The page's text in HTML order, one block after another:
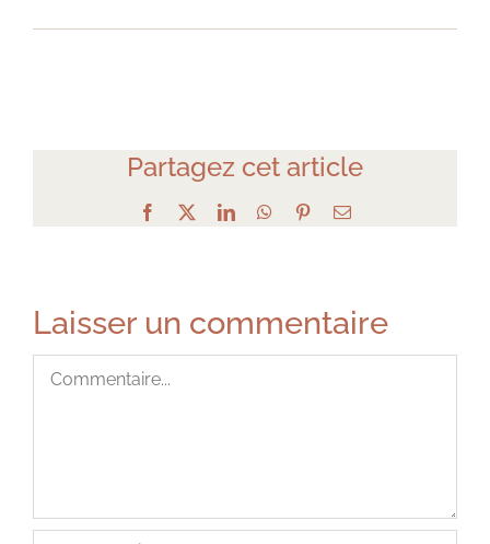
Partagez cet article
Facebook LinkedInWhatsApp
PinterestEmail
Laisser un commentaire